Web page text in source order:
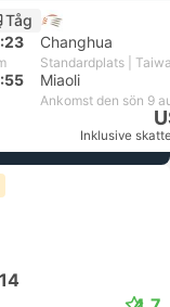
Tåg
Changhua
Miaoli
Ankomst den sön 9
Inklusive